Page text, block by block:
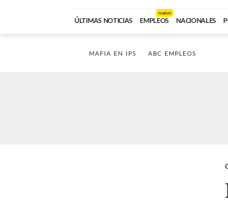
ÚLTIMAS NOTICIAS EMPLEOS
NUEVO
NACIONALES
MAFIA EN IPS ABC EMPLEOS